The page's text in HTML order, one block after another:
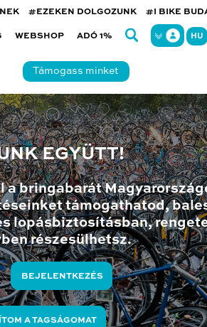
#EZEKEN DOLGOZUNK #I BIKE
WEBSHOP ADÓ 1% HU
Támogass minket
EGYÜTT!
a bringabarát
támogathatod,
lopásbiztosításban,
részesülhetsz.
BEJELENTKEZÉS
A TAGSÁGOMAT